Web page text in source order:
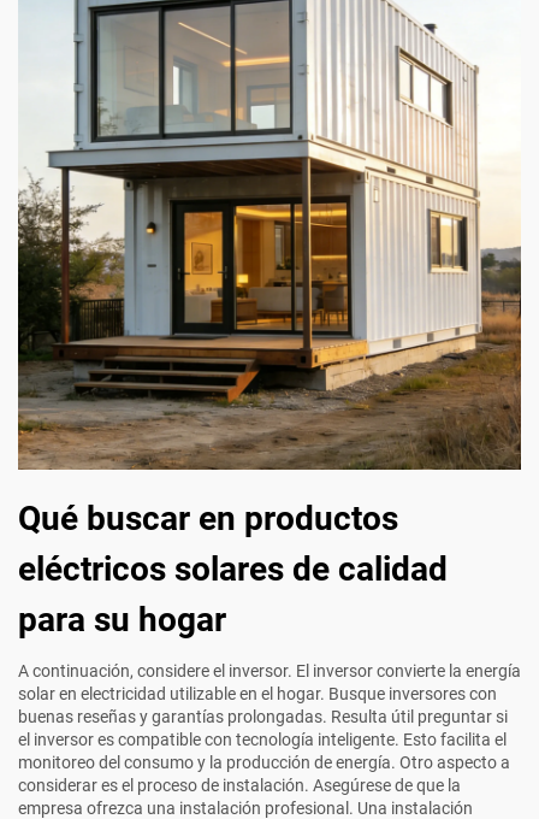
Qué buscar en productos
eléctricos solares de calidad
para su hogar
A continuación, considere el inversor. El inversor convierte la energía
solar en electricidad utilizable en el hogar. Busque inversores con
buenas reseñas y garantías prolongadas. Resulta útil preguntar si
el inversor es compatible con tecnología inteligente. Esto facilita el
monitoreo del consumo y la producción de energía. Otro aspecto a
considerar es el proceso de instalación. Asegúrese de que la
empresa ofrezca una instalación profesional. Una instalación